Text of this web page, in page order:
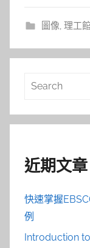
圖像, 理工
搜
近期文章
快速掌握
例
Introduction